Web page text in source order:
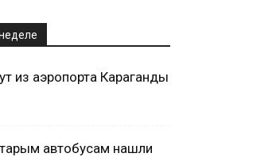
из аэропорта Караганды
автобусам нашли